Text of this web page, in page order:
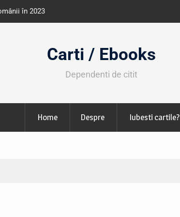
din România
octombrie
Carti / Ebooks
Dependenti de citit
Home Despre Iubesti cartile?